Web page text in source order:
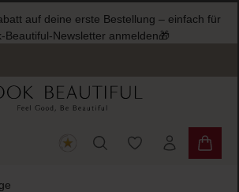
auf deine erste Bestellung – einfach für
Beautiful-Newsletter anmelden🎁
Du hast 0